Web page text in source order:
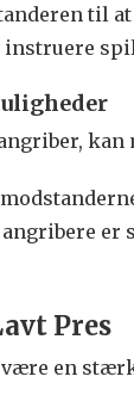
til
Pres
en